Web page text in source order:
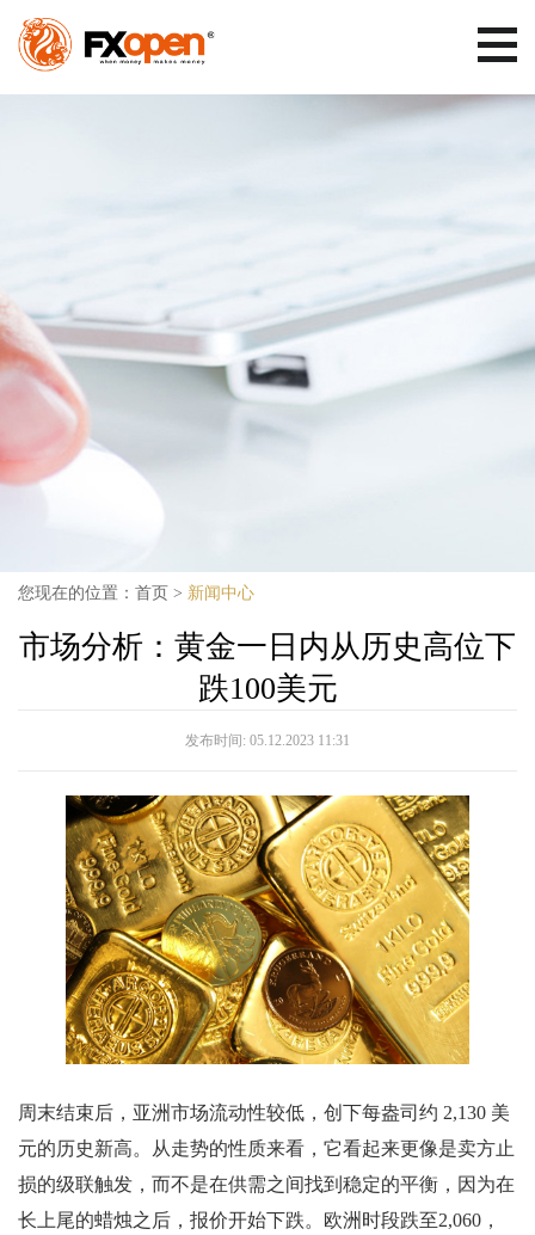
您现在的位置： 首页 > 新闻中心
市场分析：黄金一日内从历史高位下
跌100美元
发布时间: 05.12.2023 11:31
周末结束后，亚洲市场流动性较低，创下每盎司约 2,130 美
元的历史新高。从走势的性质来看，它看起来更像是卖方止
损的级联触发，而不是在供需之间找到稳定的平衡，因为在
长上尾的蜡烛之后，报价开始下跌。欧洲时段跌至2,060，